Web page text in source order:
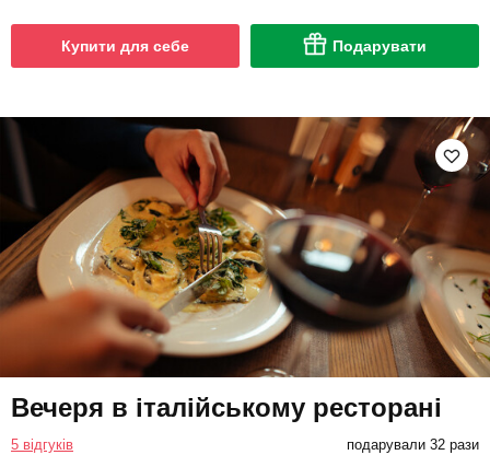
Купити для себе Подарувати
Вечеря в італійському ресторані
5 відгуків подарували 32 рази